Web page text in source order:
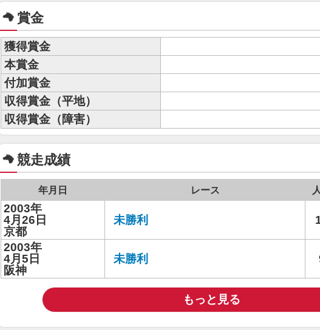
賞金
獲得賞金
本賞金
付加賞金
収得賞金（平地）
収得賞金（障害）
競走成績
年月日 レース
2003年
4月26日
京都
未勝利
2003年
4月5日
阪神
未勝利
もっと見る